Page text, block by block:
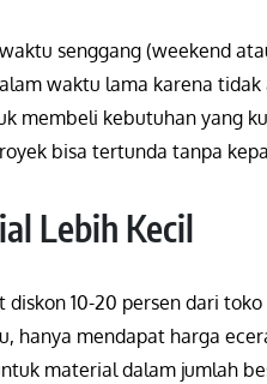
senggang (weekend
waktu lama karena
membeli kebutuhan yang
bisa tertunda tanpa
Lebih Kecil
10-20 persen dari
hanya mendapat harga
material dalam jumlah